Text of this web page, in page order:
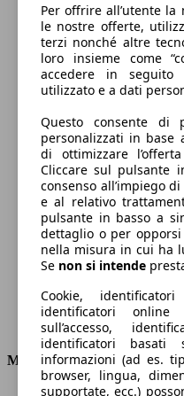
Benzina
Carburante
221 g/km
Emissioni di CO2
Ø 9.5 l/100km
Consumi
Motore e Prestazioni
Per offrire all’utente
le nostre offerte,
terzi nonché altre
loro insieme come
accedere in seguito
utilizzato e a dati
Questo consente di
personalizzati in base
di ottimizzare
Cliccare sul pulsante
consenso all’impiego
e al relativo
pulsante in basso a
dettaglio o per
nella misura in cui ha
Se non si intende
Cookie,
identificatori
sull’accesso,
identificatori
informazioni (ad es.
browser, lingua,
supportate, ecc.)